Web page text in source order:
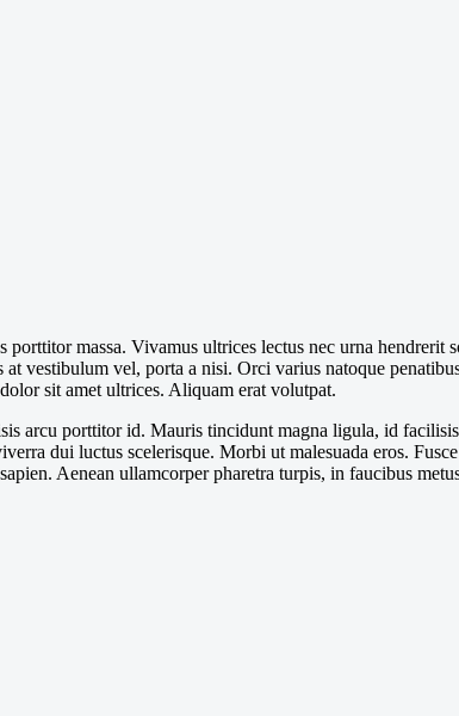
porttitor massa. Vivamus ultrices lectus nec urna
at vestibulum vel, porta a nisi. Orci varius natoque
sit amet ultrices. Aliquam erat volutpat.
arcu porttitor id. Mauris tincidunt magna ligula, id
dui luctus scelerisque. Morbi ut malesuada eros.
Aenean ullamcorper pharetra turpis, in faucibus